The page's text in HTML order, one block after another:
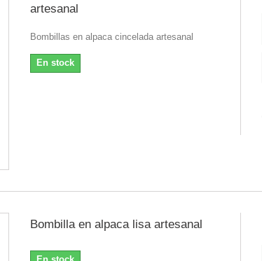
artesanal
Bombillas en alpaca cincelada artesanal
En stock
Bombilla en alpaca lisa artesanal